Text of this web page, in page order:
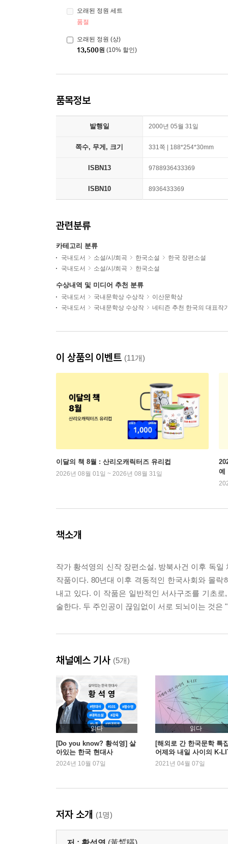
오래된 정원 세트
품절
오래된 정원 (상)
13,500원 (10% 할인)
품목정보
발행일 2000년 05월 31일
쪽수, 무게, 크기 331쪽 | 188*254*30mm
ISBN13 9788936433369
ISBN10 8936433369
관련분류
카테고리 분류
국내도서 소설/시/희곡 한국소설
한국 장편소설
국내도서
소설/시/희곡 한국소설
수상내역 및 미디어 추천 분류
국내도서 국내문학상 수상작
이산문학상
국내도서
국내문학상 수상작 네티즌 추천 한국의 대표작
이 상품의 이벤트 (11개)
이달의 책 8월 : 산리오캐릭터즈 유리컵
2026년 08월 01일 ~ 2026년 08월 31일
예
책소개
작가 황석영의 신작 장편소설. 방북사건 이후 독
작품이다. 80년대 이후 격동적인 한국사회와 몰
내고 있다. 이 작품은 일반적인 서사구조를 기초
술한다. 두 주인공이 끊임없이 서로 되뇌이는 것
채널예스 기사 (5개)
읽다
[Do you know? 황석영] 살
아있는 한국 현대사
2024년 10월 07일
읽다
[해외로 간 한국문학 특
어제와 내일 사이의 K-
2021년 04월 07일
저자 소개 (1명)